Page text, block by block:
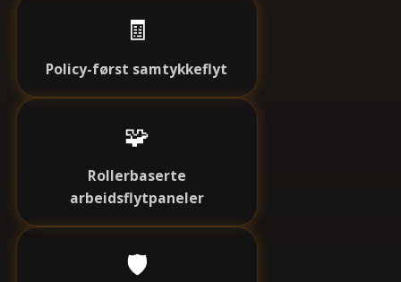
🧾
Policy-først samtykkeflyt
🧩
Rollerbaserte
arbeidsflytpaneler
🛡️